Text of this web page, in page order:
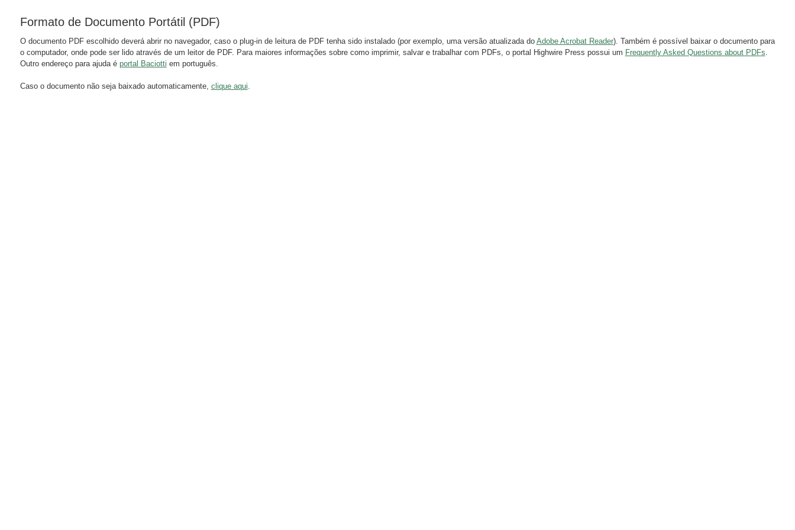
Formato de Documento Portátil (PDF)
O documento PDF escolhido deverá abrir no navegador, caso o plug-in de leitura de PDF tenha sido instalado (por exemplo, uma versão atualizada do Adobe Acrobat Reader). Também é possível baixar o documento para
o computador, onde pode ser lido através de um leitor de PDF. Para maiores informações sobre como imprimir, salvar e trabalhar com PDFs, o portal Highwire Press possui um Frequently Asked Questions about PDFs
Outro endereço para ajuda é portal Baciotti em português.
Caso o documento não seja baixado automaticamente, clique aqui